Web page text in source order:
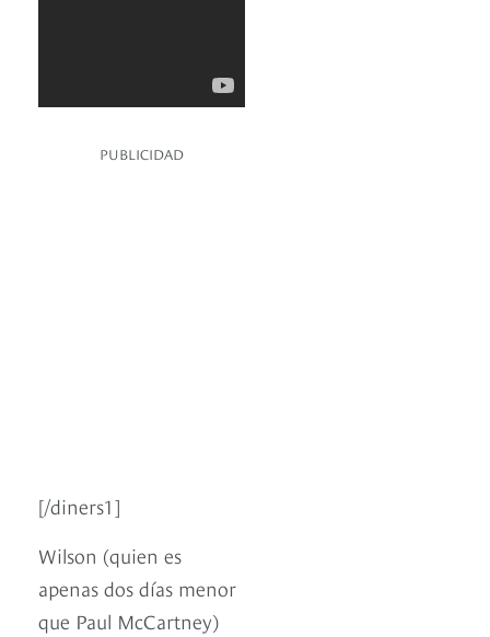
PUBLICIDAD
[/diners1]
Wilson (quien es
apenas dos días menor
que Paul McCartney)